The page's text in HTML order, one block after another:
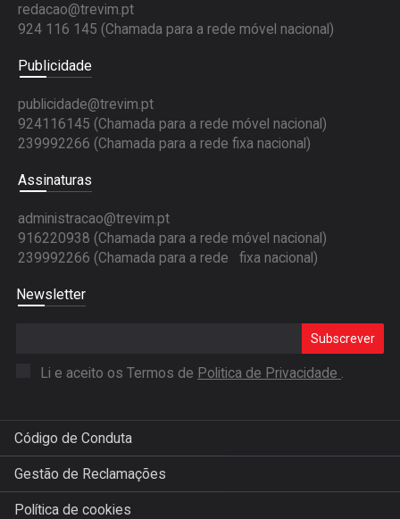
redacao@trevim.pt
924 116 145 (Chamada para a rede móvel nacional)
Publicidade
publicidade@trevim.pt
924116145 (Chamada para a rede móvel nacional)
239992266 (Chamada para a rede fixa nacional)
Assinaturas
administracao@trevim.pt
916220938 (Chamada para a rede móvel nacional)
239992266 (Chamada para a rede fixa nacional)
Newsletter
Subscrever
Li e aceito os Termos de Politica de Privacidade .
Código de Conduta
Gestão de Reclamações
Política de cookies